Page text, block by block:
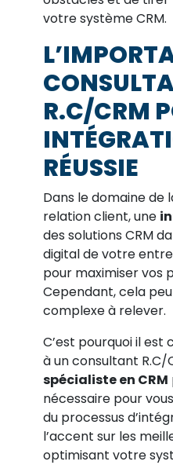
votre système CRM.
R.C/CRM
RÉUSSIE
Dans le domaine de
relation client, une
des solutions CRM
digital de votre
pour maximiser vos
Cependant, cela
complexe à relever.
C’est pourquoi il
à un consultant R.C/
spécialiste en CRM
nécessaire pour
du processus
l’accent sur les
optimisant votre